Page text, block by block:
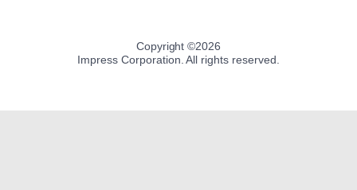
Copyright ©2026
Impress Corporation. All rights reserved.